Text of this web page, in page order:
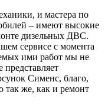
и мастера по
– имеют высокие
дизельных ДВС.
сервисе с момента
ими работ мы не
Сименс, благо,
так же, как и ремонт